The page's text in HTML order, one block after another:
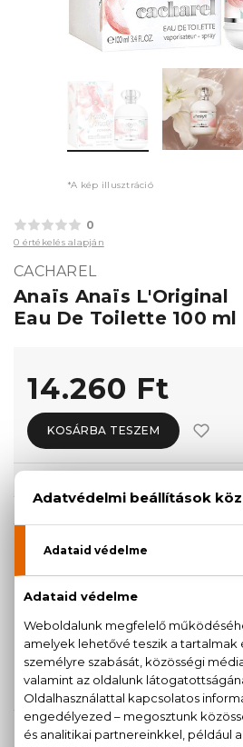
*A kép illusztráció
0
0 értékelés alapján
CACHAREL
Anaïs Anaïs L'Original
Eau De Toilette 100 ml
14.260 Ft
KOSÁRBA TESZEM
KISZERELÉS
7.280 Ft
KAPCSOLÓDÓ